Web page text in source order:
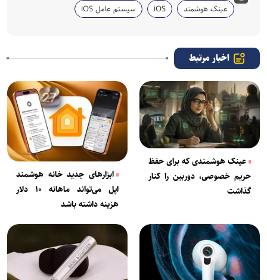
عینک هوشمند iOS سیستم عامل iOS
اخبار مرتبط
عینک هوشمندی که برای حفظ
حریم خصوصی، دوربین را کنار
گذاشت
ابزار‌های جدید خانه هوشمند
اپل می‌تواند ماهانه ۱۰ دلار
هزینه داشته باشد